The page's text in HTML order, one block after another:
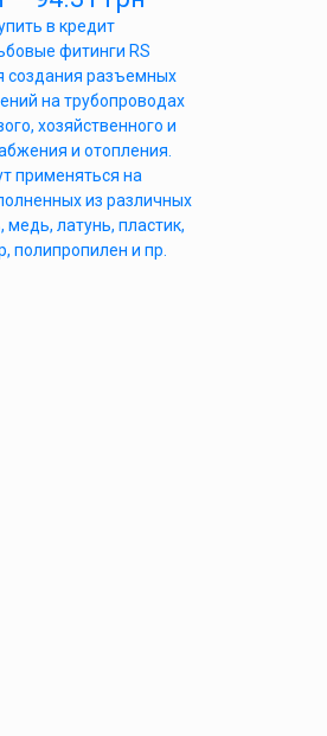
в кредит
фитинги RS
создания разъемных
на трубопроводах
хозяйственного и
и отопления.
применяться на
из различных
медь, латунь, пластик,
полипропилен и пр.